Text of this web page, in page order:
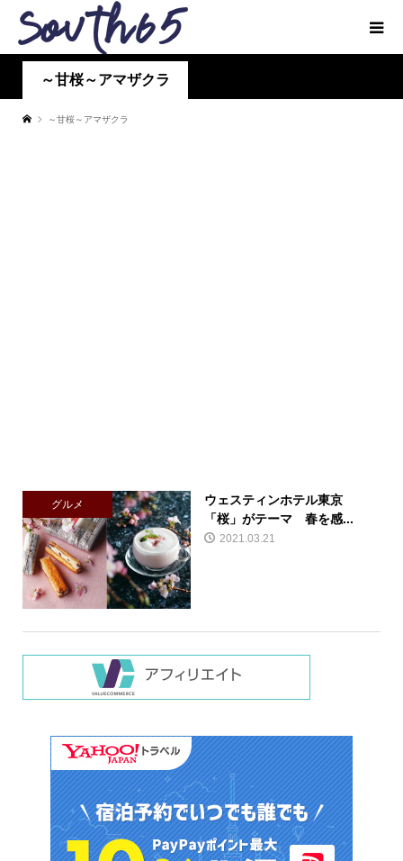
～甘桜～アマザクラ
～甘桜～アマザクラ
グルメ
ウェスティンホテル東京
「桜」がテーマ 春を感...
2021.03.21